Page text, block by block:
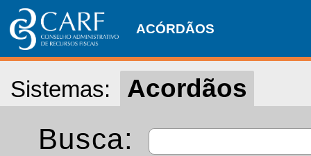
ACÓRDÃOS
Sistemas: Acordãos
Busca: